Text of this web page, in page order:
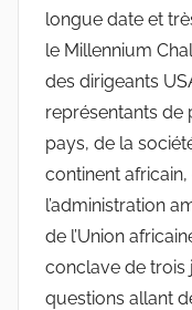
longue date et
le Millennium
des dirigeants
représentants de
pays, de la
continent
l’administration
de l’Union
conclave de trois
questions allant